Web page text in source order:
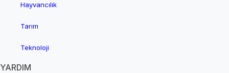
Hayvancılık
Tarım
Teknoloji
YARDIM